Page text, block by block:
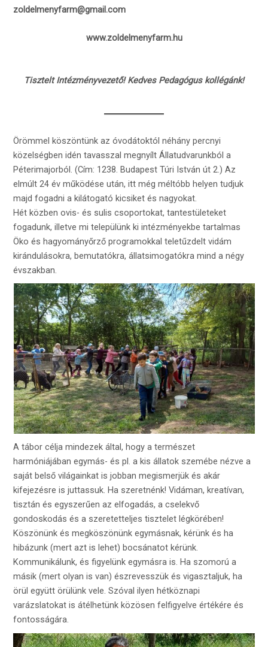
zoldelmenyfarm@gmail.com
www.zoldelmenyfarm.hu
Tisztelt Intézményvezető! Kedves Pedagógus kollégánk!
Örömmel köszöntünk az óvodátoktól néhány percnyi
közelségben idén tavasszal megnyílt Állatudvarunkból a
Péterimajorból. (Cím: 1238. Budapest Túri István út 2.) Az
elmúlt 24 év működése után, itt még méltóbb helyen tudjuk
majd fogadni a kilátogató kicsiket és nagyokat.
Hét közben ovis- és sulis csoportokat, tantestületeket
fogadunk, illetve mi települünk ki intézményekbe tartalmas
Öko és hagyományőrző programokkal teletűzdelt vidám
kirándulásokra, bemutatókra, állatsimogatókra mind a négy
évszakban.
A tábor célja mindezek által, hogy a természet
harmóniájában egymás- és pl. a kis állatok szemébe nézve a
saját belső világainkat is jobban megismerjük és akár
kifejezésre is juttassuk. Ha szeretnénk! Vidáman, kreatívan,
tisztán és egyszerűen az elfogadás, a cselekvő
gondoskodás és a szeretetteljes tisztelet légkörében!
Köszönünk és megköszönünk egymásnak, kérünk és ha
hibázunk (mert azt is lehet) bocsánatot kérünk.
Kommunikálunk, és figyelünk egymásra is. Ha szomorú a
másik (mert olyan is van) észrevesszük és vigasztaljuk, ha
örül együtt örülünk vele. Szóval ilyen hétköznapi
varázslatokat is átélhetünk közösen felfigyelve értékére és
fontosságára.